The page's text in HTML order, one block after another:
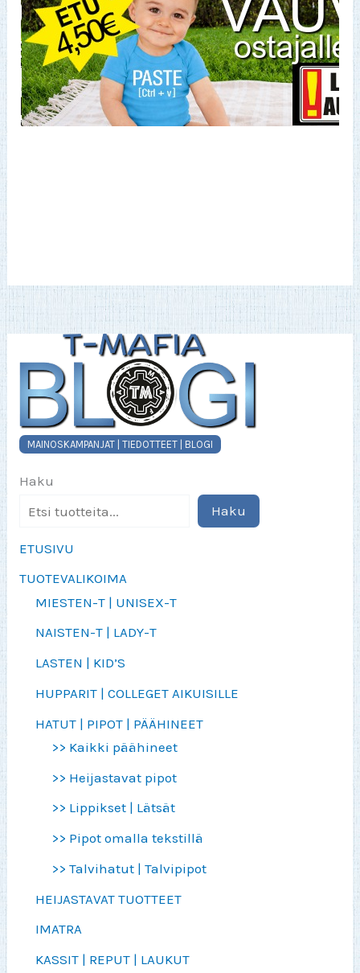
MAINOSKAMPANJAT | TIEDOTTEET | BLOGI
Haku
Haku
ETUSIVU
TUOTEVALIKOIMA
MIESTEN-T | UNISEX-T
NAISTEN-T | LADY-T
LASTEN | KID’S
HUPPARIT | COLLEGET AIKUISILLE
HATUT | PIPOT | PÄÄHINEET
>> Kaikki päähineet
>> Heijastavat pipot
>> Lippikset | Lätsät
>> Pipot omalla tekstillä
>> Talvihatut | Talvipipot
HEIJASTAVAT TUOTTEET
IMATRA
KASSIT | REPUT | LAUKUT